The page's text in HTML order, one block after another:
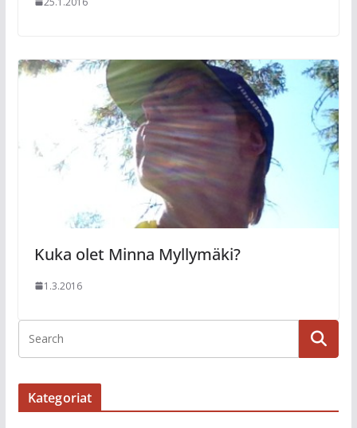
Kuka olet Minna Myllymäki?
1.3.2016
Kategoriat